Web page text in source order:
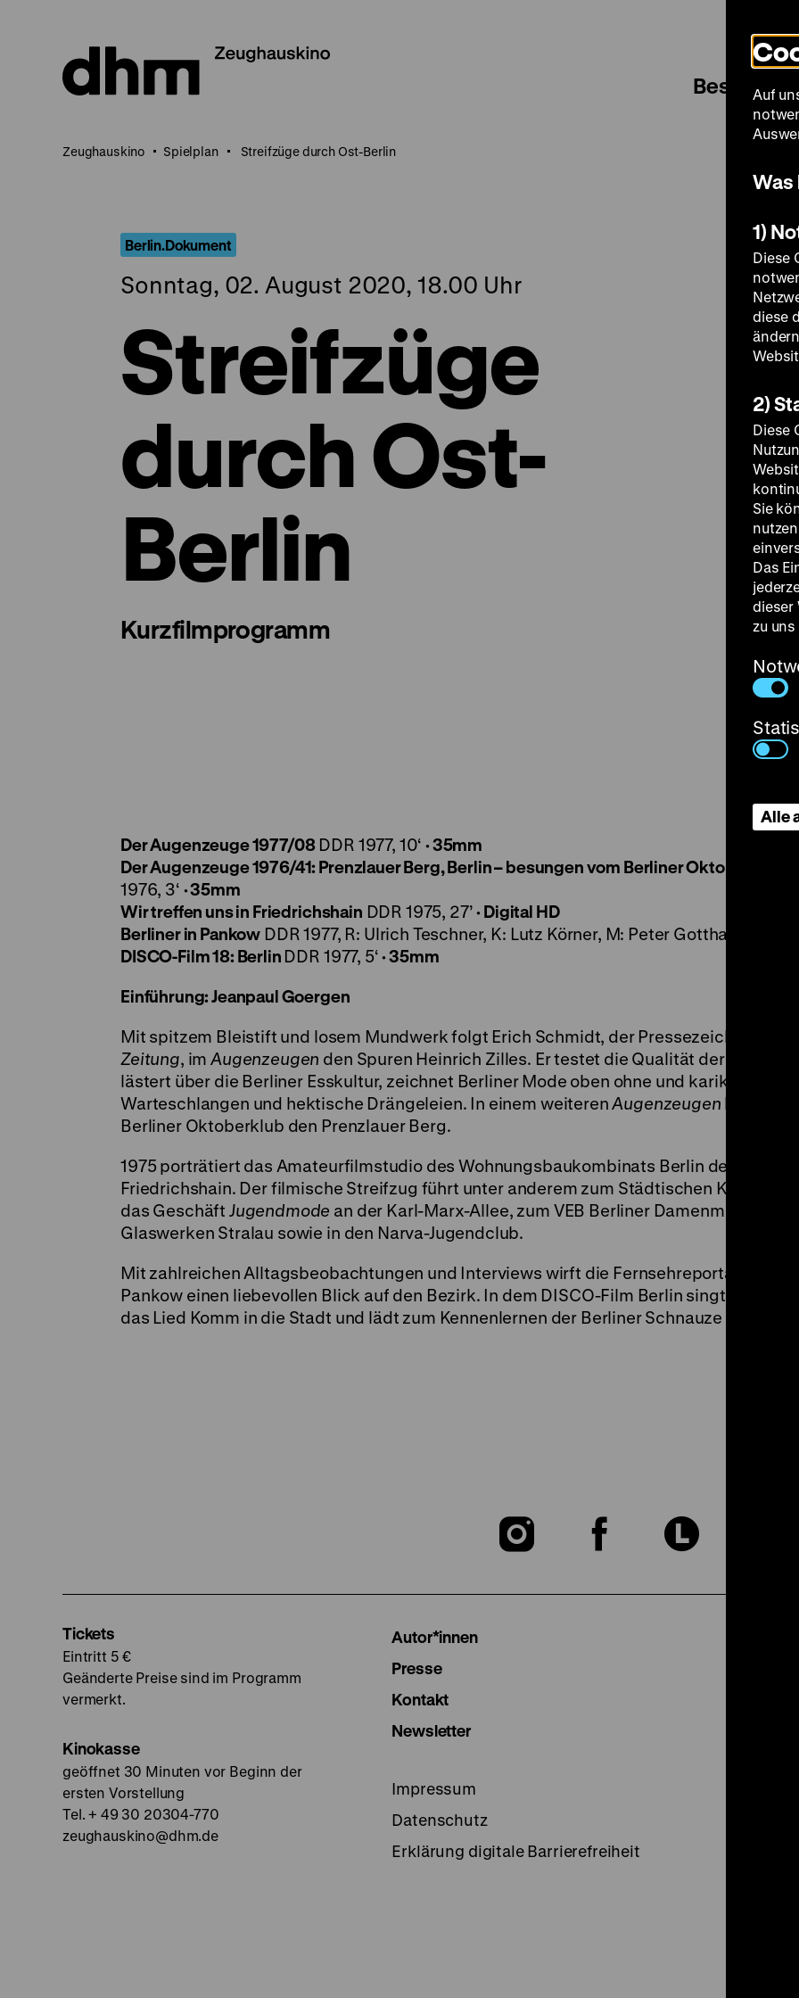
Seiteninhalt
springen
Besuch
Zeughauskino Spielplan Streifzüge durch Ost-Berlin
Berlin.Dokument
Sonntag, 02. August 2020, 18.00 Uhr
Streifzüge
durch Ost-
Berlin
Kurzfilmprogramm
Der Augenzeuge 1977/08DDR 1977, 10‘· 35mm
Der Augenzeuge 1976/41: Prenzlauer Berg, Berlin – besungen vom Berliner Oktoberklub
1976, 3‘ · 35mm
Wir treffen uns in Friedrichshain DDR 1975, 27’· Digital HD
Berliner in Pankow DDR 1977, R: Ulrich Teschner, K: Lutz Körner, M: Peter Gotthardt, 42’
DISCO-Film 18: Berlin DDR 1977, 5‘· 35mm
Einführung: Jeanpaul Goergen
Mit spitzem Bleistift und losem Mundwerk folgt Erich Schmidt, der Pressezeichner der
Zeitung, imAugenzeugen den Spuren Heinrich Zilles. Er testet die Qualität der Berliner
lästert über die Berliner Esskultur, zeichnet Berliner Mode oben ohne und karikiert lange
Warteschlangen und hektische Drängeleien. In einem weiterenAugenzeugen besingt
Berliner Oktoberklub den Prenzlauer Berg.
1975 porträtiert das Amateurfilmstudio des Wohnungsbaukombinats Berlin den Bezirk
Friedrichshain. Der filmische Streifzug führt unter anderem zum Städtischen
das Geschäft Jugendmode an der Karl-Marx-Allee, zum VEB Berliner Damenmoden, den
Glaswerken Stralau sowie in den Narva-Jugendclub.
Mit zahlreichen Alltagsbeobachtungen und Interviews wirft die Fernsehreportage
Pankow einen liebevollen Blick auf den Bezirk. In dem DISCO-Film Berlin singt Uschi
das Lied Komm in die Stadt und lädt zum Kennenlernen der Berliner Schnauze ein. (jg)
Zu
Zu
Zu
Tickets
Eintritt 5 €
Geänderte Preise sind im Programm
vermerkt.
Kinokasse
geöffnet 30 Minuten vor Beginn der
ersten Vorstellung
Tel. + 49 30 20304-770
zeughauskino@dhm.de
Autor*innen
Presse
Kontakt
Newsletter
Impressum
Datenschutz
Erklärung digitale Barrierefreiheit
Auf
Was
1)
Diese
diese
2)
Diese
Sie
Das
dieser
zu uns
Alle